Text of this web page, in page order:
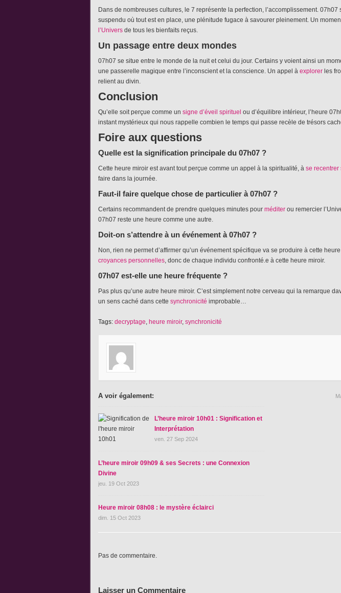
Dans de nombreuses cultures, le 7 représente la perfection, l’accomplissement.
suspendu où tout est en place, une plénitude fugace à savourer pleinement. Un
l’Univers de tous les bienfaits reçus.
Un passage entre deux mondes
07h07 se situe entre le monde de la nuit et celui du jour. Certains y voient ainsi un
une passerelle magique entre l’inconscient et la conscience. Un appel à explorer les
relient au divin.
Conclusion
Qu’elle soit perçue comme un signe d’éveil spirituel ou d’équilibre intérieur, l’heure
instant mystérieux qui nous rappelle combien le temps qui passe recèle de trésors
Foire aux questions
Quelle est la signification principale du 07h07 ?
Cette heure miroir est avant tout perçue comme un appel à la spiritualité, à se recentrer
faire dans la journée.
Faut-il faire quelque chose de particulier à 07h07 ?
Certains recommandent de prendre quelques minutes pour méditer ou remercier
07h07 reste une heure comme une autre.
Doit-on s’attendre à un événement à 07h07 ?
Non, rien ne permet d’affirmer qu’un événement spécifique va se produire à cette
croyances personnelles, donc de chaque individu confronté.e à cette heure miroir.
07h07 est-elle une heure fréquente ?
Pas plus qu’une autre heure miroir. C’est simplement notre cerveau qui la remarque
un sens caché dans cette synchronicité improbable…
Tags: decryptage, heure miroir, synchronicité
A voir également:
L’heure miroir 10h01 : Signification et
Interprétation
ven. 27 Sep 2024
L’heure miroir 09h09 & ses Secrets : une Connexion
Divine
jeu. 19 Oct 2023
Heure miroir 08h08 : le mystère éclairci
dim. 15 Oct 2023
Pas de commentaire.
Laisser un Commentaire